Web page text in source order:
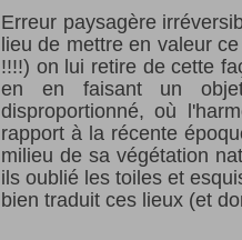
Erreur paysagère
lieu de mettre en valeur
!!!!) on lui retire de cette
en en faisant un
disproportionné, où
rapport à la récente
milieu de sa végétation
ils oublié les toiles et
bien traduit ces lieux (et